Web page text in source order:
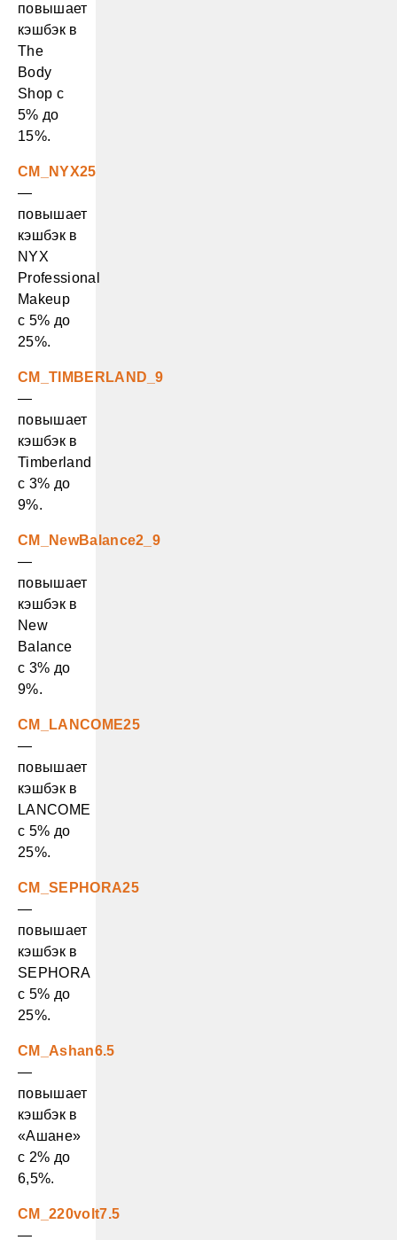
повышает
кэшбэк в
The
Body
Shop с
5% до
15%.
CM_NYX25
—
повышает
кэшбэк в
NYX
Professional
Makeup
с 5% до
25%.
CM_TIMBERLAND_9
—
повышает
кэшбэк в
Timberland
с 3% до
9%.
CM_NewBalance2_9
—
повышает
кэшбэк в
New
Balance
с 3% до
9%.
CM_LANCOME25
—
повышает
кэшбэк в
LANCOME
с 5% до
25%.
CM_SEPHORA25
—
повышает
кэшбэк в
SEPHORA
с 5% до
25%.
CM_Ashan6.5
—
повышает
кэшбэк в
«Ашане»
с 2% до
6,5%.
CM_220volt7.5
—